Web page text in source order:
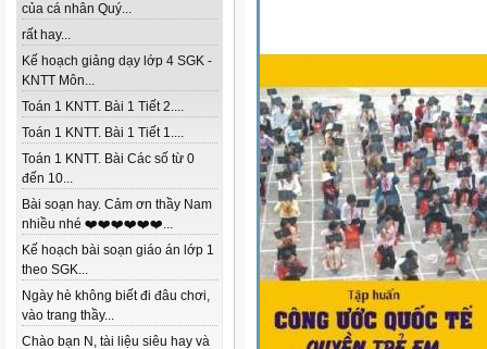
của cá nhân Quý...
rất hay...
Kế hoạch giảng dạy lớp 4 SGK -
KNTT Môn...
Toán 1 KNTT. Bài 1 Tiết 2....
Toán 1 KNTT. Bài 1 Tiết 1....
Toán 1 KNTT. Bài Các số từ 0
đến 10...
Bài soạn hay. Cảm ơn thầy Nam
nhiều nhé ❤️❤️❤️❤️❤️❤️...
Kế hoạch bài soạn giáo án lớp 1
theo SGK...
Ngày hè không biết đi đâu chơi,
vào trang thầy...
Chào bạn N, tài liệu siêu hay và